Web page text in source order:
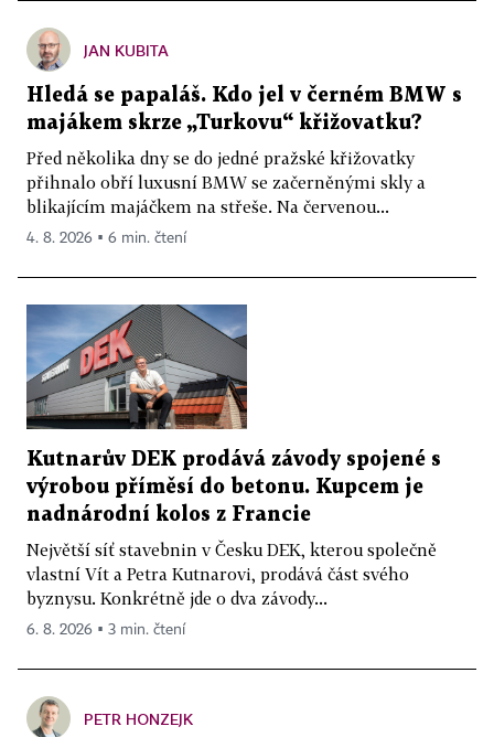
JAN KUBITA
Hledá se papaláš. Kdo jel v černém BMW s
majákem skrze „Turkovu“ křižovatku?
Před několika dny se do jedné pražské křižovatky
přihnalo obří luxusní BMW se začerněnými skly a
blikajícím majáčkem na střeše. Na červenou...
4. 8. 2026 ▪ 6 min. čtení
Kutnarův DEK prodává závody spojené s
výrobou příměsí do betonu. Kupcem je
nadnárodní kolos z Francie
Největší síť stavebnin v Česku DEK, kterou společně
vlastní Vít a Petra Kutnarovi, prodává část svého
byznysu. Konkrétně jde o dva závody...
6. 8. 2026 ▪ 3 min. čtení
PETR HONZEJK